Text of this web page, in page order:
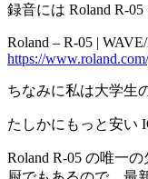
録音には Roland R-
Roland – R-05 |
https://
ちなみに私は大学生
たしかにもっと安い
Roland R-05 の唯一